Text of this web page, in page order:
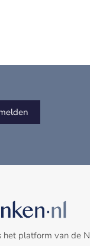
het platform van de